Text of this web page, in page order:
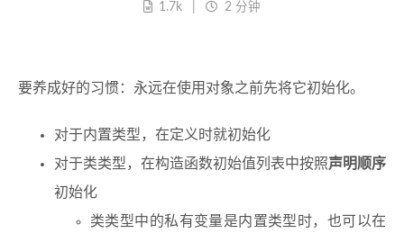
1.7k
2 分钟
要养成好的习惯：永远在使用对象之前先将它初始化。
对于内置类型，在定义时就初始化
对于类类型，在构造函数初始值列表中按照声明顺序
初始化
类类型中的私有变量是内置类型时，也可以在